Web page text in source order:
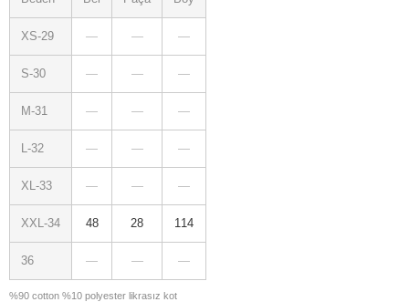
XS-29 — — —
S-30 — — —
M-31 — — —
L-32 — — —
XL-33 — — —
XXL-34 48 28 114
36 — — —
%90 cotton %10 polyester likrasız kot